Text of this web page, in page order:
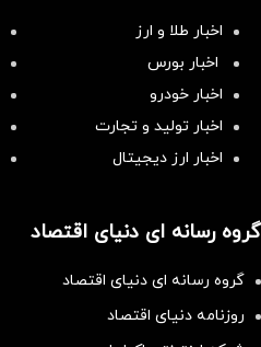
اخبار طلا و ارز
اخبار بورس
اخبار خودرو
اخبار تولید و تجارت
اخبار ارز دیجیتال
گروه رسانه ای دنیای اقتصاد
گروه رسانه ای دنیای اقتصاد
روزنامه دنیای اقتصاد